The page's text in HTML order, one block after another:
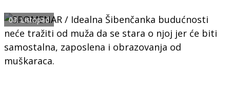
donje rublje.
03. Listopad